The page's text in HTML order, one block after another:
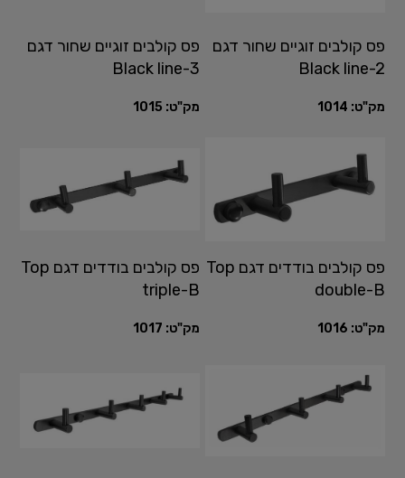
פס קולבים זוגיים שחור דגם
Black line-2
מק"ט: 1014
פס קולבים זוגיים שחור דגם
Black line-3
מק"ט: 1015
פס קולבים בודדים דגם Top
double-B
מק"ט: 1016
פס קולבים בודדים דגם Top
triple-B
מק"ט: 1017